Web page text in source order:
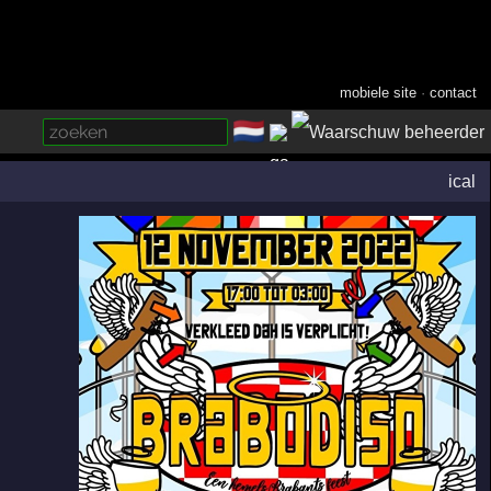
mobiele site ·contact
🇳🇱
ical